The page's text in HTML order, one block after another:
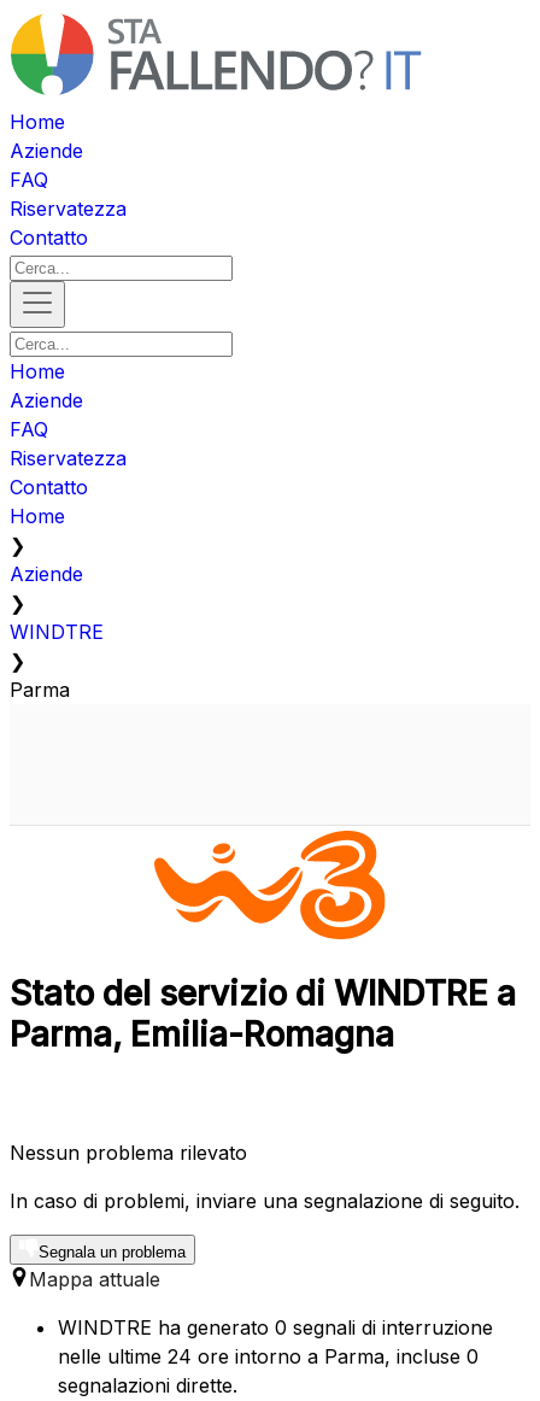
Home
Aziende
FAQ
Riservatezza
Contatto
Home
Aziende
FAQ
Riservatezza
Contatto
Home
❯
Aziende
❯
WINDTRE
❯
Parma
Stato del servizio di WINDTRE a
Parma, Emilia-Romagna
Nessun problema rilevato
In caso di problemi, inviare una segnalazione di seguito.
Segnala un problema
Mappa attuale
WINDTRE ha generato 0 segnali di interruzione
nelle ultime 24 ore intorno a Parma, incluse 0
segnalazioni dirette.